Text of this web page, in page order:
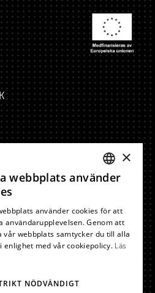
m.m.)
SWEDISH
×
webbplats använder
använder cookies för att
användarupplevelsen. Genom att
vår webbplats samtycker du till alla
enlighet med vår cookiepolicy. Läs
NÖDVÄNDIGT